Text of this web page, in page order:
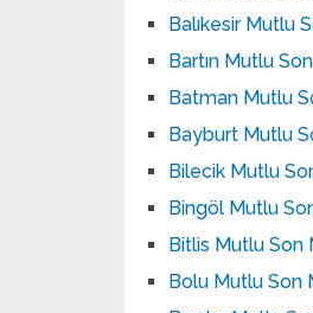
Balıkesir Mutlu
Bartın Mutlu
Batman Mutlu
Bayburt Mutlu
Bilecik Mutlu
Bingöl Mutlu
Bitlis Mutlu Son
Bolu Mutlu Son